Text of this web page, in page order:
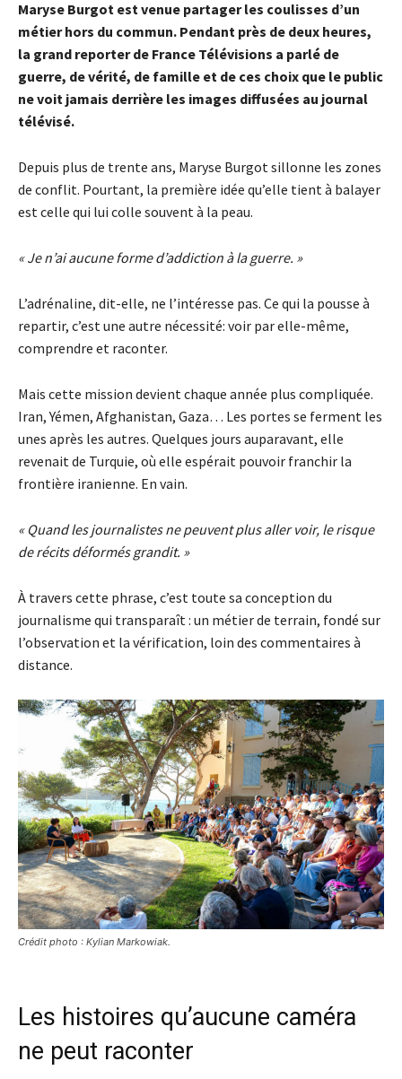
Maryse Burgot est venue partager les coulisses d’un
métier hors du commun. Pendant près de deux heures,
la grand reporter de France Télévisions a parlé de
guerre, de vérité, de famille et de ces choix que le public
ne voit jamais derrière les images diffusées au journal
télévisé.
Depuis plus de trente ans, Maryse Burgot sillonne les zones
de conflit. Pourtant, la première idée qu’elle tient à balayer
est celle qui lui colle souvent à la peau.
« Je n’ai aucune forme d’addiction à la guerre. »
L’adrénaline, dit-elle, ne l’intéresse pas. Ce qui la pousse à
repartir, c’est une autre nécessité: voir par elle-même,
comprendre et raconter.
Mais cette mission devient chaque année plus compliquée.
Iran, Yémen, Afghanistan, Gaza… Les portes se ferment les
unes après les autres. Quelques jours auparavant, elle
revenait de Turquie, où elle espérait pouvoir franchir la
frontière iranienne. En vain.
« Quand les journalistes ne peuvent plus aller voir, le risque
de récits déformés grandit. »
À travers cette phrase, c’est toute sa conception du
journalisme qui transparaît : un métier de terrain, fondé sur
l’observation et la vérification, loin des commentaires à
distance.
Crédit photo : Kylian Markowiak.
Les histoires qu’aucune caméra
ne peut raconter